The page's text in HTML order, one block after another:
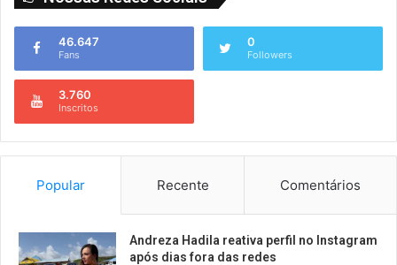
46.647
Fans
0
Followers
3.760
Inscritos
Popular Recente Comentários
Andreza Hadila reativa perfil no Instagram
após dias fora das redes